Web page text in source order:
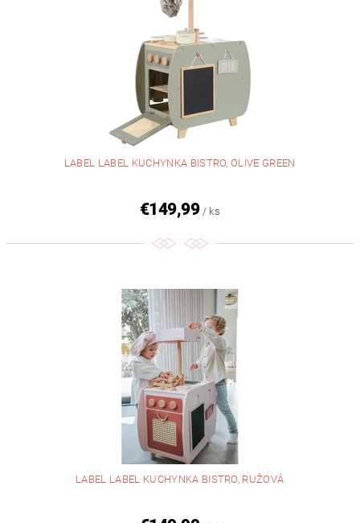
LABEL LABEL KUCHYNKA BISTRO, OLIVE GREEN
€149,99 / ks
LABEL LABEL KUCHYNKA BISTRO, RUŽOVÁ